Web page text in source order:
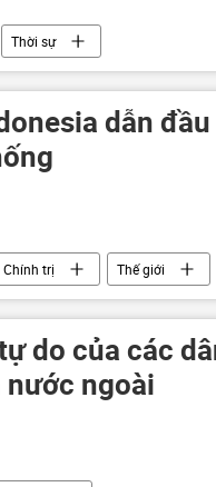
Thời sự
dẫn đầu
Chính trị Thế giới
do của các
nước ngoài